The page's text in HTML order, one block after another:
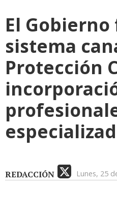
El
sistema
Protección
REDACCIÓN Lunes, 25